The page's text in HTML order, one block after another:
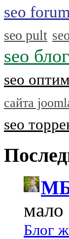
seo forum
seo pult
seo блог
seo
сайта
seo
мало
Блог